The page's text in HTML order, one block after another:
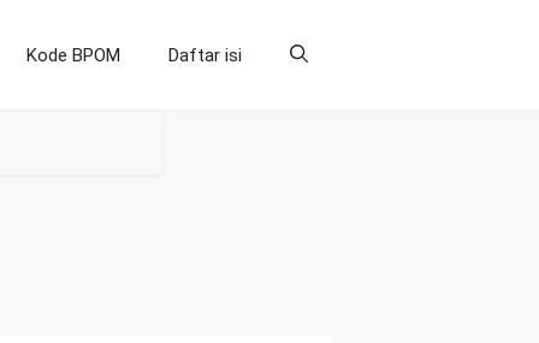
Kode BPOM Daftar isi